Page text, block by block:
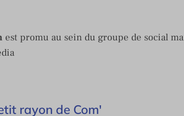
est promu au sein du groupe de social
rayon de Com'